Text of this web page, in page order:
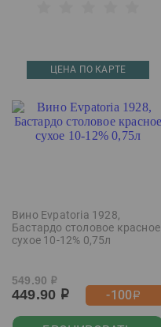
ЦЕНА ПО КАРТЕ
Вино Evpatoria 1928,
Бастардо столовое красное
сухое 10-12% 0,75л
549.90 р
449.90 р -100р